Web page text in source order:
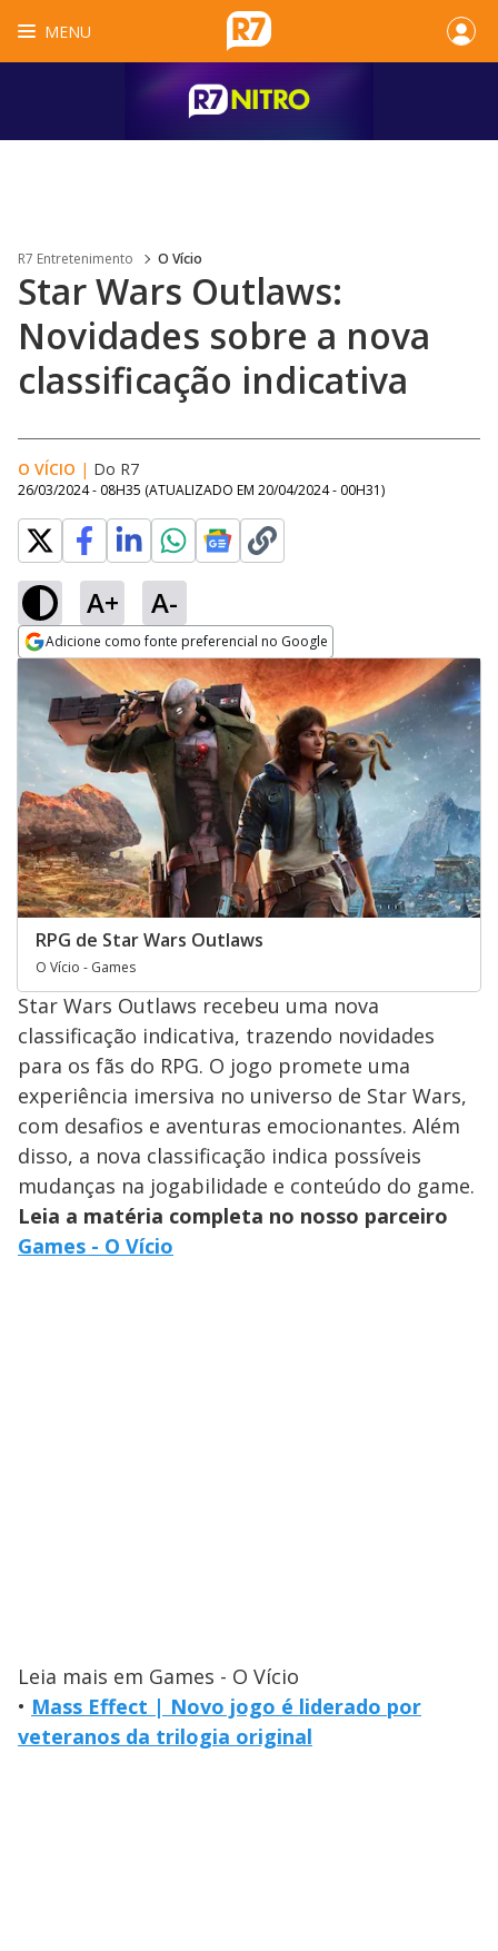
MENU
R7 Entretenimento O Vício
Star Wars Outlaws:
Novidades sobre a nova
classificação indicativa
O VÍCIO | Do R7
26/03/2024 - 08H35 (ATUALIZADO EM 20/04/2024 - 00H31)
A+ A-
Adicione como fonte preferencial no Google
Opens in new window
RPG de Star Wars Outlaws
O Vício - Games
Star Wars Outlaws recebeu uma nova
classificação indicativa, trazendo novidades
para os fãs do RPG. O jogo promete uma
experiência imersiva no universo de Star Wars,
com desafios e aventuras emocionantes. Além
disso, a nova classificação indica possíveis
mudanças na jogabilidade e conteúdo do game.
Leia a matéria completa no nosso parceiro
Games - O Vício
Leia mais em Games - O Vício
• Mass Effect | Novo jogo é liderado por
veteranos da trilogia original